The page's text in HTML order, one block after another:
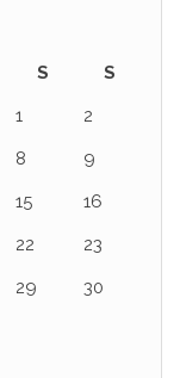
S
S
1
2
8
9
15
16
22
23
29
30